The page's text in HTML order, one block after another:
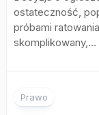
ostateczność,
próbami
skomplikowany,...
Prawo